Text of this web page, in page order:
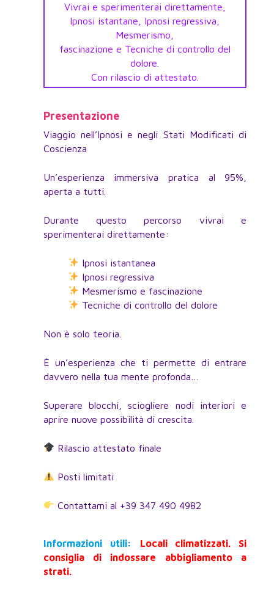
Vivrai e sperimenterai direttamente,
Ipnosi istantane, Ipnosi regressiva,
Mesmerismo,
fascinazione e Tecniche di controllo del
dolore.
Con rilascio di attestato.
Presentazione
Viaggio nell’Ipnosi e negli Stati Modificati di
Coscienza
Un’esperienza immersiva pratica al 95%,
aperta a tutti.
Durante questo percorso vivrai e
sperimenterai direttamente:
Ipnosi istantanea
Ipnosi regressiva
Mesmerismo e fascinazione
Tecniche di controllo del dolore
Non è solo teoria.
È un’esperienza che ti permette di entrare
davvero nella tua mente profonda…
Superare blocchi, sciogliere nodi interiori e
aprire nuove possibilità di crescita.
Rilascio attestato finale
Posti limitati
Contattami al +39 347 490 4982
Informazioni utili:
Locali climatizzati. Si
consiglia di indossare abbigliamento a
strati.